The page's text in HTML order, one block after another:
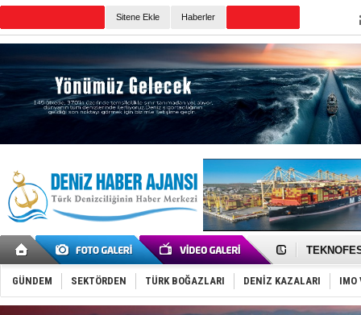
Sitene Ekle Haberler
TAYK -
Tersane
İngiliz
FESCO,
DESE,
GÜNDEM SEKTÖRDEN TÜRK BOĞAZLARI DENİZ KAZALARI IMO